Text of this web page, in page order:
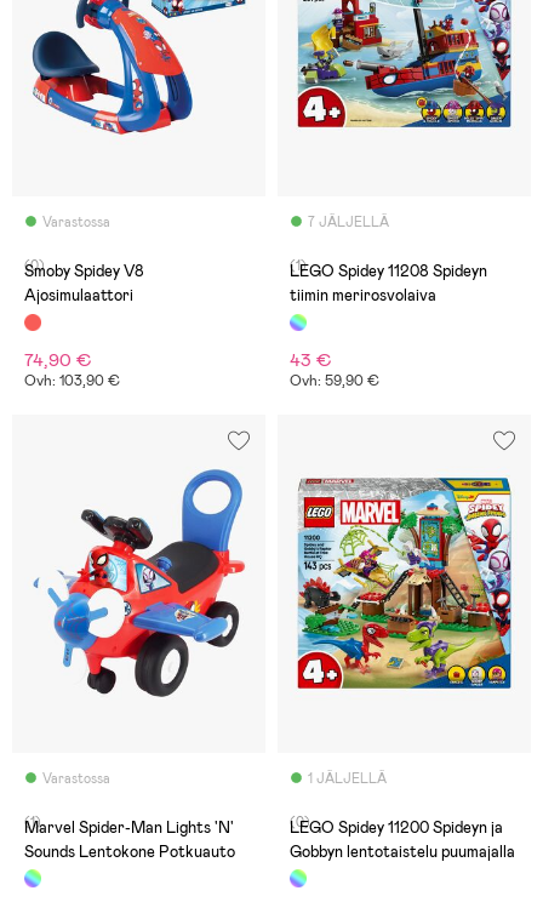
Varastossa
(0)
Smoby Spidey V8
Ajosimulaattori
74,90 €
Ovh: 103,90 €
7 JÄLJELLÄ
(1)
LEGO Spidey 11208 Spideyn
tiimin merirosvolaiva
43 €
Ovh: 59,90 €
Varastossa
(1)
Marvel Spider-Man Lights 'N'
Sounds Lentokone Potkuauto
1 JÄLJELLÄ
(0)
LEGO Spidey 11200 Spideyn ja
Gobbyn lentotaistelu puumajalla